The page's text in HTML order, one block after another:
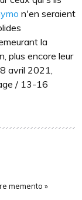
n'en seraient
la
plus encore leur
avril 2021,
/ 13-16
memento »